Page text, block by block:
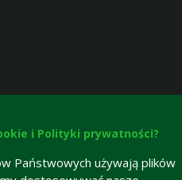
i Polityki prywatności?
Państwowych używają plików